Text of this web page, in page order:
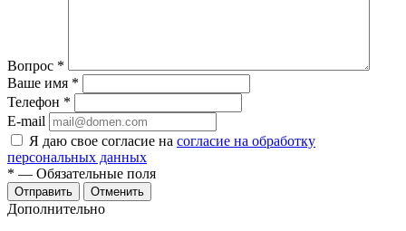
Вопрос *
Ваше имя *
Телефон *
E-mail
Я даю свое согласие на согласие на обработку
персональных данных
* — Обязательные поля
Отменить
Дополнительно